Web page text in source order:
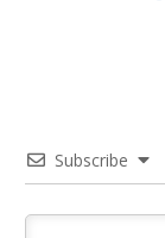
Subscribe